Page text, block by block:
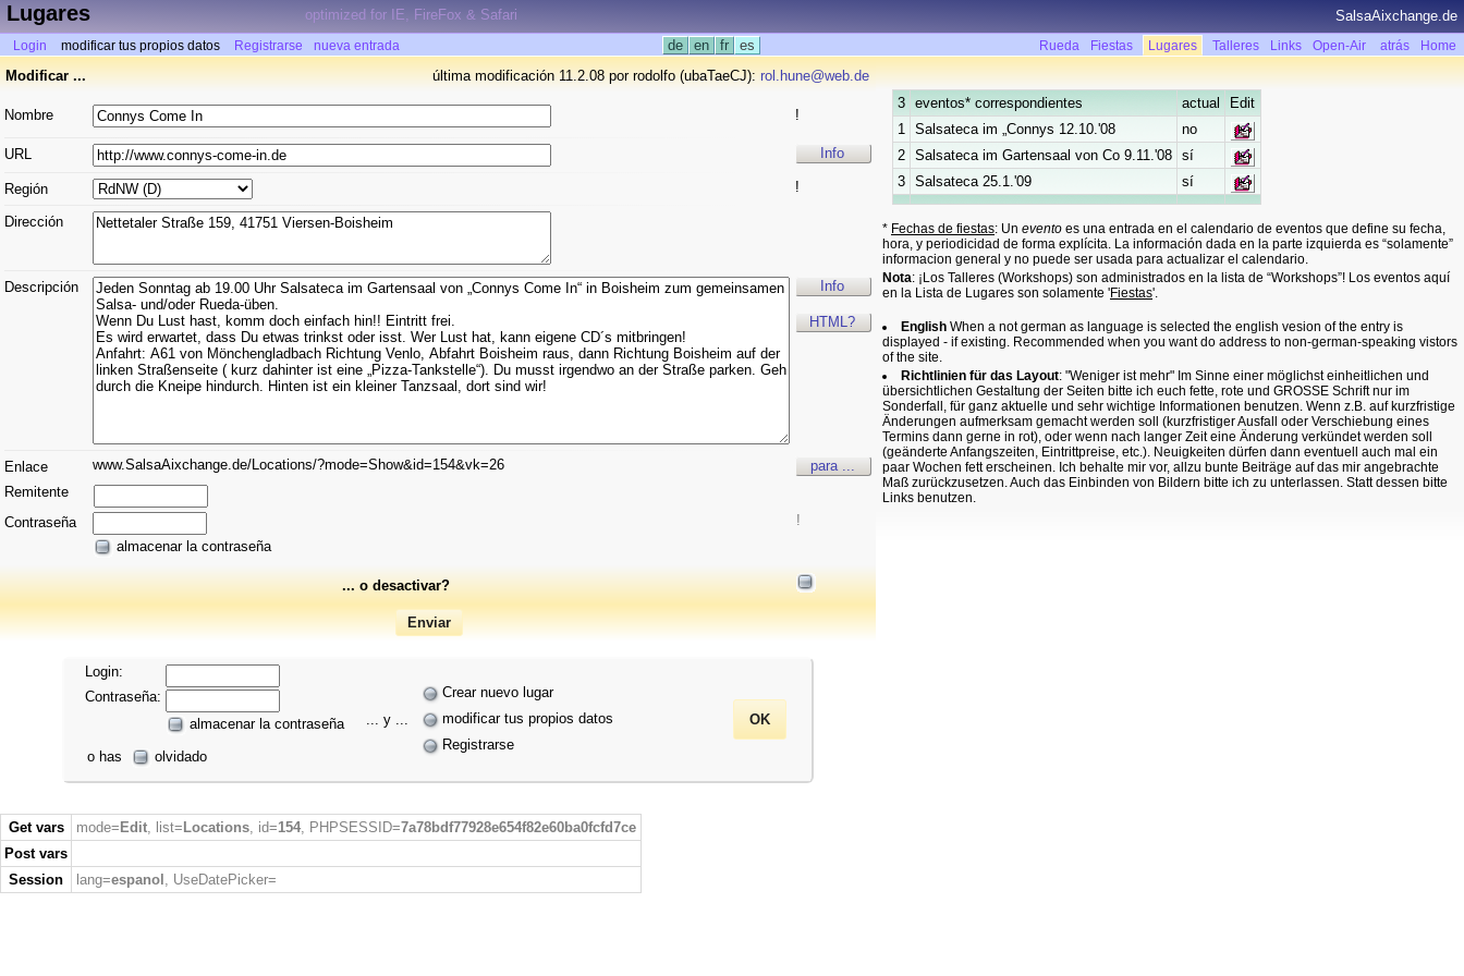
Lugares optimized for IE, FireFox & Safari SalsaAixchange.de
Login modificar tus propios datos Registrarse nueva entrada de en fr es Rueda Fiestas Lugares Talleres Links Open-Air atrás Home
Modificar ... última modificación 11.2.08 por rodolfo (ubaTaeCJ): rol.hune@web.de
Nombre !
URL Info
Región !
Dirección
Descripción Info
HTML?
Enlace www.SalsaAixchange.de/Locations/?mode=Show&id=154&vk=26
para ...
Remitente
Contraseña
almacenar la contraseña
!
... o desactivar?
Login:
Contraseña:
almacenar la contraseña
o has
olvidado
... y ...
Crear nuevo lugar
modificar tus propios datos
Registrarse
3 eventos* correspondientes actual
Edit
1 Salsateca im „Connys 12.10.'08
no
2 Salsateca im Gartensaal von Co 9.11.'08 sí
3 Salsateca 25.1.'09 sí
* Fechas de fiestas: Un evento es una entrada en el calendario de eventos que define su fecha,
hora, y periodicidad de forma explícita. La información dada en la parte izquierda es “solamente”
informacion general y no puede ser usada para actualizar el calendario.
Nota: ¡Los Talleres (Workshops) son administrados en la lista de “Workshops”! Los eventos aquí
en la Lista de Lugares son solamente 'Fiestas'.
English When a not german as language is selected the english vesion of the entry is
displayed - if existing. Recommended when you want do address to non-german-speaking vistors
of the site.
Richtlinien für das Layout: "Weniger ist mehr" Im Sinne einer möglichst einheitlichen und
übersichtlichen Gestaltung der Seiten bitte ich euch fette, rote und GROSSE Schrift nur im
Sonderfall, für ganz aktuelle und sehr wichtige Informationen benutzen. Wenn z.B. auf kurzfristige
Änderungen aufmerksam gemacht werden soll (kurzfristiger Ausfall oder Verschiebung eines
Termins dann gerne in rot), oder wenn nach langer Zeit eine Änderung verkündet werden soll
(geänderte Anfangszeiten, Eintrittpreise, etc.). Neuigkeiten dürfen dann eventuell auch mal ein
paar Wochen fett erscheinen. Ich behalte mir vor, allzu bunte Beiträge auf das mir angebrachte
Maß zurückzusetzen. Auch das Einbinden von Bildern bitte ich zu unterlassen. Statt dessen bitte
Links benutzen.
Get vars mode= Edit, list= Locations, id=154, PHPSESSID=7a78bdf77928e654f82e60ba0fcfd7ce
Post vars
Session
lang=espanol , UseDatePicker=